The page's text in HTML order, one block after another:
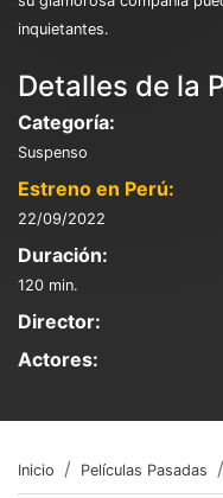
inquietantes.
Detalles de la
Categoría:
Suspenso
Estreno en Perú:
22/09/2022
Duración:
120 min.
Director:
Actores:
Inicio Películas Pasadas